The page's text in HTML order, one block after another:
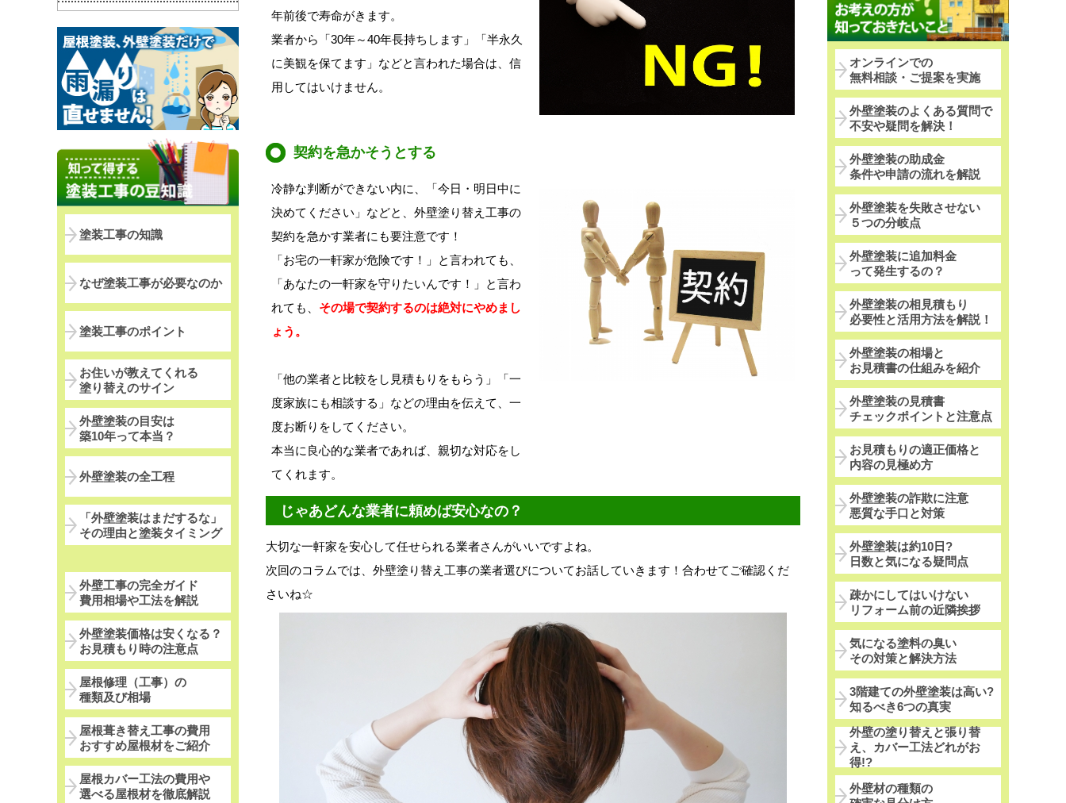
年前後で寿命がきます。
業者から「30年～40年長持ちします」「半永久
に美観を保てます」などと言われた場合は、信
用してはいけません。
契約を急かそうとする
冷静な判断ができない内に、「今日・明日中に
決めてください」などと、外壁塗り替え工事の
契約を急かす業者にも要注意です！
「お宅の一軒家が危険です！」と言われても、
「あなたの一軒家を守りたいんです！」と言わ
れても、 その場で契約するのは絶対にやめまし
ょう。
「他の業者と比較をし見積もりをもらう」「一
度家族にも相談する」などの理由を伝えて、一
度お断りをしてください。
本当に良心的な業者であれば、親切な対応をし
てくれます。
じゃあどんな業者に頼めば安心なの？
大切な一軒家を安心して任せられる業者さんがいいですよね。
次回のコラムでは、外壁塗り替え工事の業者選びについてお話していきます！合わせてご確認くだ
さいね☆
オンラインでの
無料相談・ご提案を実施
外壁塗装のよくある質問で
不安や疑問を解決！
外壁塗装の助成金
条件や申請の流れを解説
外壁塗装を失敗させない
５つの分岐点
外壁塗装に追加料金
って発生するの？
外壁塗装の相見積もり
必要性と活用方法を解説！
外壁塗装の相場と
お見積書の仕組みを紹介
外壁塗装の見積書
チェックポイントと注意点
お見積もりの適正価格と
内容の見極め方
外壁塗装の詐欺に注意
悪質な手口と対策
外壁塗装は約10日?
日数と気になる疑問点
疎かにしてはいけない
リフォーム前の近隣挨拶
気になる塗料の臭い
その対策と解決方法
3階建ての外壁塗装は高い?
知るべき6つの真実
外壁の塗り替えと張り替
え、カバー工法どれがお
得!?
外壁材の種類の
塗装工事の知識
なぜ塗装工事が必要なのか
塗装工事のポイント
お住いが教えてくれる
塗り替えのサイン
外壁塗装の目安は
築10年って本当？
外壁塗装の全工程
「外壁塗装はまだするな」
その理由と塗装タイミング
外壁工事の完全ガイド
費用相場や工法を解説
外壁塗装価格は安くなる？
お見積もり時の注意点
屋根修理（工事）の
種類及び相場
屋根葺き替え工事の費用
おすすめ屋根材をご紹介
屋根カバー工法の費用や
選べる屋根材を徹底解説